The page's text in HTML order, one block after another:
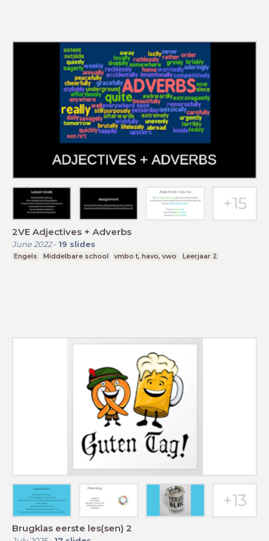
2VE Adjectives + Adverbs
June 2022- 19 slides
Engels Middelbare school vmbo t, havo, vwo Leerjaar 2
Brugklas eerste les(sen) 2